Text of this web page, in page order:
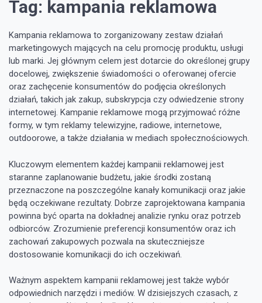
Tag: kampania reklamowa
Kampania reklamowa to zorganizowany zestaw działań
marketingowych mających na celu promocję produktu, usługi
lub marki. Jej głównym celem jest dotarcie do określonej grupy
docelowej, zwiększenie świadomości o oferowanej ofercie
oraz zachęcenie konsumentów do podjęcia określonych
działań, takich jak zakup, subskrypcja czy odwiedzenie strony
internetowej. Kampanie reklamowe mogą przyjmować różne
formy, w tym reklamy telewizyjne, radiowe, internetowe,
outdoorowe, a także działania w mediach społecznościowych.
Kluczowym elementem każdej kampanii reklamowej jest
staranne zaplanowanie budżetu, jakie środki zostaną
przeznaczone na poszczególne kanały komunikacji oraz jakie
będą oczekiwane rezultaty. Dobrze zaprojektowana kampania
powinna być oparta na dokładnej analizie rynku oraz potrzeb
odbiorców. Zrozumienie preferencji konsumentów oraz ich
zachowań zakupowych pozwala na skuteczniejsze
dostosowanie komunikacji do ich oczekiwań.
Ważnym aspektem kampanii reklamowej jest także wybór
odpowiednich narzędzi i mediów. W dzisiejszych czasach, z